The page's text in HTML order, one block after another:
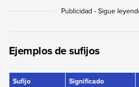
Ejemplos de sufijos
Sufijo Significado